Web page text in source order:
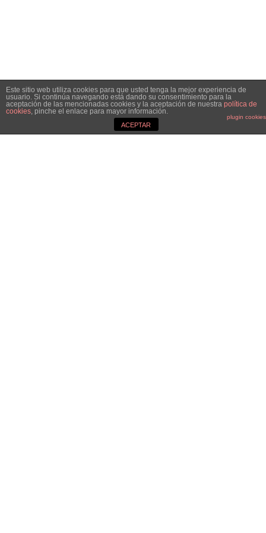
Este sitio web utiliza cookies para que usted tenga la mejor experiencia de
usuario. Si continúa navegando está dando su consentimiento para la
aceptación de las mencionadas cookies y la aceptación de nuestra política de
cookies, pinche el enlace para mayor información.
plugin cookies
ACEPTAR